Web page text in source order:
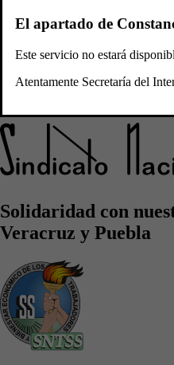
Sidicato
Trabajadores
El apartado de
Este servicio no estará
Atentamente Secretaría del
Solidaridad con
Veracruz y Puebla